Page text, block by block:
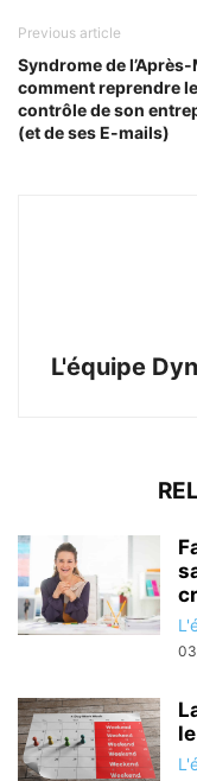
Previous article
Syndrome de l’Après-
comment reprendre le
contrôle de son
(et de ses E-mails)
L'équipe